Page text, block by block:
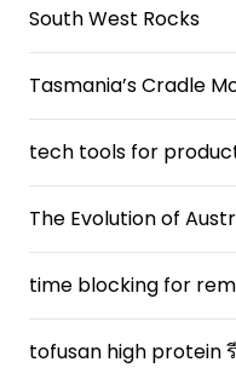
South West Rocks
Tasmania’s Cradle
tech tools for
The Evolution of
time blocking for
tofusan high protein